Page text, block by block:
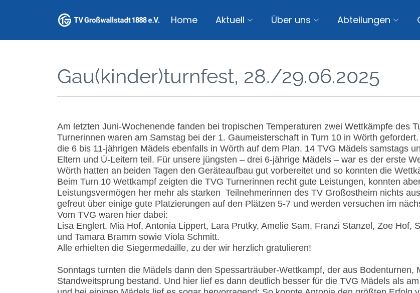
Home Aktuell Über uns Abteilungen
Gau(kinder)turnfest, 28./29.06.2025
Am letzten Juni-Wochenende fanden bei tropischen Temperaturen zwei Wettkämpfe des
Turnerinnen waren am Samstag bei der 1. Gaumeisterschaft in Turn 10 in Wörth
die 6 bis 11-jährigen Mädels ebenfalls in Wörth auf dem Plan. 14 TVG Mädels samstags
Eltern und Ü-Leitern teil. Für unsere jüngsten – drei 6-jährige Mädels – war es der erste
Wörth hatten an beiden Tagen den Geräteaufbau gut vorbereitet und so konnten die
Beim Turn 10 Wettkampf zeigten die TVG Turnerinnen recht gute Leistungen, konnten
Leistungsvermögen her mehr als starken Teilnehmerinnen des TV Großostheim nichts
gefreut über einige gute Platzierungen auf den Plätzen 5-7 und werden versuchen im
Vom TVG waren hier dabei:
Lisa Englert, Mia Hof, Antonia Lippert, Lara Prutky, Amelie Sam, Franzi Stanzel, Zoe Hof,
und Tamara Bramm sowie Viola Schmitt.
Alle erhielten die Siegermedaille, zu der wir herzlich gratulieren!
Sonntags turnten die Mädels dann den Spessarträuber-Wettkampf, der aus Bodenturnen,
Standweitsprung bestand. Und hier lief es dann deutlich besser für die TVG Mädels als